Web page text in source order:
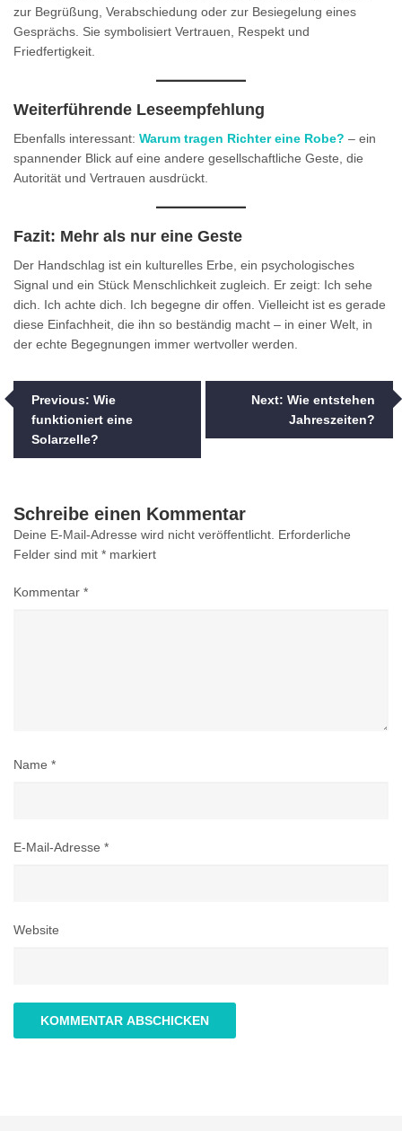
zur Begrüßung, Verabschiedung oder zur Besiegelung eines
Gesprächs. Sie symbolisiert Vertrauen, Respekt und
Friedfertigkeit.
Weiterführende Leseempfehlung
Ebenfalls interessant: Warum tragen Richter eine Robe? – ein
spannender Blick auf eine andere gesellschaftliche Geste, die
Autorität und Vertrauen ausdrückt.
Fazit: Mehr als nur eine Geste
Der Handschlag ist ein kulturelles Erbe, ein psychologisches
Signal und ein Stück Menschlichkeit zugleich. Er zeigt: Ich sehe
dich. Ich achte dich. Ich begegne dir offen. Vielleicht ist es gerade
diese Einfachheit, die ihn so beständig macht – in einer Welt, in
der echte Begegnungen immer wertvoller werden.
Beitragsnavigation
Previous: Wie
funktioniert eine
Solarzelle?
Next: Wie entstehen
Jahreszeiten?
Schreibe einen Kommentar
Deine E-Mail-Adresse wird nicht veröffentlicht. Erforderliche
Felder sind mit * markiert
Kommentar *
Name *
E-Mail-Adresse *
Website